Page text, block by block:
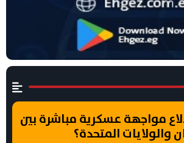
مواجهة عسكرية مباشرة بين
والولايات المتحدة؟